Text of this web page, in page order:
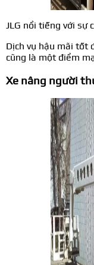
JLG nổi tiếng với sự
Dịch vụ hậu mãi tốt
cũng là một điểm
Xe nâng người